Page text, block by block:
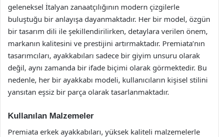
geleneksel İtalyan zanaatçılığının modern çizgilerle
buluştuğu bir anlayışa dayanmaktadır. Her bir model, özgün
bir tasarım dili ile şekillendirilirken, detaylara verilen önem,
markanın kalitesini ve prestijini artırmaktadır. Premiata’nın
tasarımcıları, ayakkabıları sadece bir giyim unsuru olarak
değil, aynı zamanda bir ifade biçimi olarak görmektedir. Bu
nedenle, her bir ayakkabı modeli, kullanıcıların kişisel stilini
yansıtan eşsiz bir parça olarak tasarlanmaktadır.
Kullanılan Malzemeler
Premiata erkek ayakkabıları, yüksek kaliteli malzemelerle